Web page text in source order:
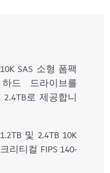
SAS 소형 폼팩
드 드라이브를
2.4TB로 제공합니
및 2.4TB 10K
리티컬 FIPS 140-